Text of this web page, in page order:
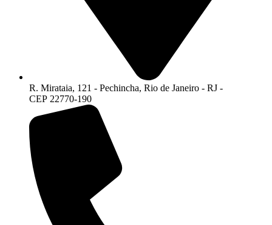
R. Mirataia, 121 - Pechincha, Rio de Janeiro - RJ -
CEP 22770-190